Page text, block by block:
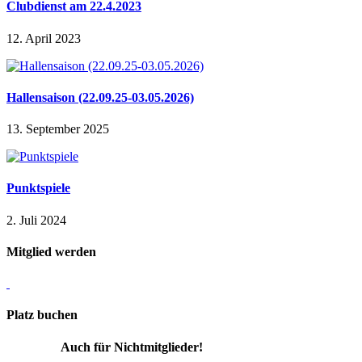
Clubdienst am 22.4.2023
12. April 2023
Hallensaison (22.09.25-03.05.2026)
13. September 2025
Punktspiele
2. Juli 2024
Mitglied werden
Platz buchen
Auch für Nichtmitglieder!